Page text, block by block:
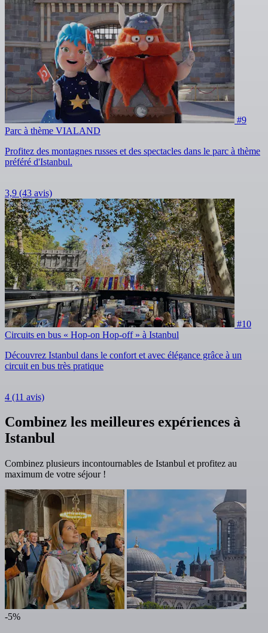
#9
Parc à thème VIALAND
Profitez des montagnes russes et des spectacles dans le parc à thème
préféré d'Istanbul.
3,9 (43 avis)
#10
Circuits en bus « Hop-on Hop-off » à Istanbul
Découvrez Istanbul dans le confort et avec élégance grâce à un
circuit en bus très pratique
4 (11 avis)
Combinez les meilleures expériences à
Istanbul
Combinez plusieurs incontournables de Istanbul et profitez au
maximum de votre séjour !
-5%